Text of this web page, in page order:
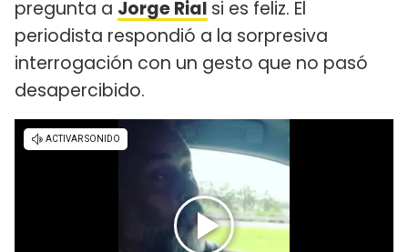
pregunta a Jorge Rial si es feliz. El
periodista respondió a la sorpresiva
interrogación con un gesto que no pasó
desapercibido.